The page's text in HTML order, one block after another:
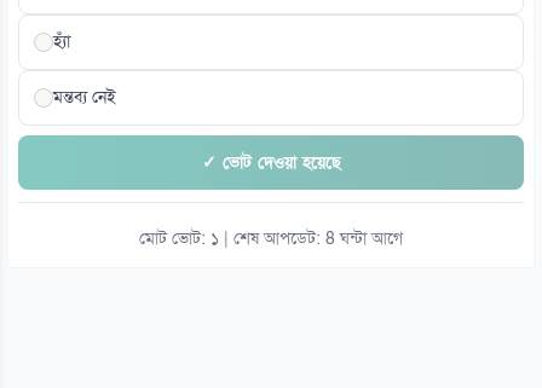
হ্যাঁ
মন্তব্য নেই
✓ ভোট দেওয়া হয়েছে
মোট ভোট: ১ | শেষ আপডেট: 8 ঘন্টা আগে